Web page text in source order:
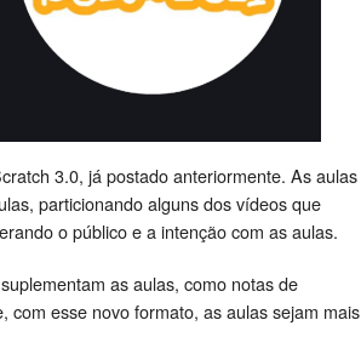
3.0, já postado anteriormente. As aulas
particionando alguns dos vídeos que
o público e a intenção com as aulas.
as aulas, como notas de
esse novo formato, as aulas sejam mais